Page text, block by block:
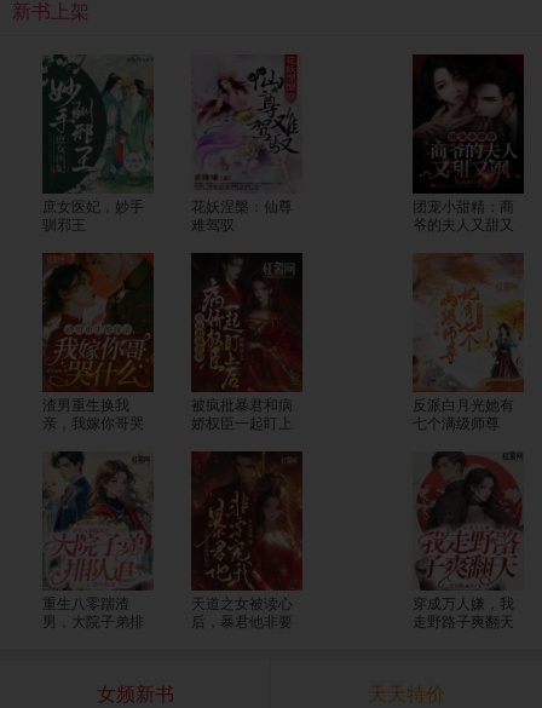
新书上架
庶女医妃，妙手
驯邪王
花妖涅槃：仙尊
难驾驭
团宠小甜精：商
爷的夫人又甜又
渣男重生换我
亲，我嫁你哥哭
被疯批暴君和病
娇权臣一起盯上
反派白月光她有
七个满级师尊
重生八零踹渣
男，大院子弟排
天道之女被读心
后，暴君他非要
穿成万人嫌，我
走野路子爽翻天
女频新书 天天特价